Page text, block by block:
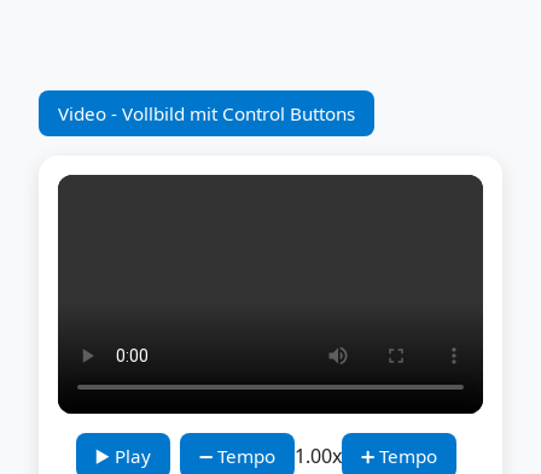
Video - Vollbild mit Control Buttons
▶️ Play ➖ Tempo 1.00x
➕ Tempo